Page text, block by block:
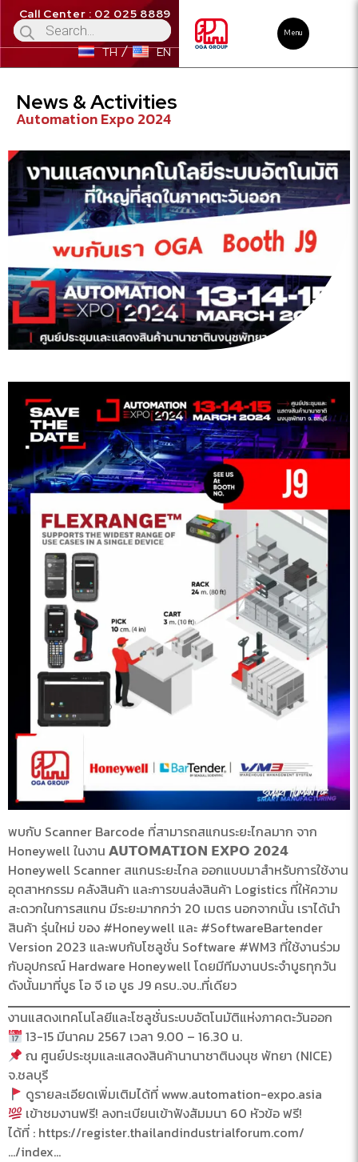
Call Center : 02 025 8889
TH EN
Menu
News & Activities
Automation Expo 2024
พบกับ Scanner Barcode ที่สามารถสแกนระยะไกลมาก จาก
Honeywell ในงาน 𝗔𝗨𝗧𝗢𝗠𝗔𝗧𝗜𝗢𝗡 𝗘𝗫𝗣𝗢 𝟮𝟬𝟮𝟰
Honeywell Scanner สแกนระยะไกล ออกแบบมาสำหรับการใช้งาน
อุตสาหกรรม คลังสินค้า และการขนส่งสินค้า Logistics ที่ให้ความ
สะดวกในการสแกน มีระยะมากกว่า 20 เมตร นอกจากนั้น เราได้นำ
สินค้า รุ่นใหม่ ของ #Honeywell และ #SoftwareBartender
Version 2023 และพบกับโซลูชั่น Software #WM3 ที่ใช้งานร่วม
กับอุปกรณ์ Hardware Honeywell โดยมีทีมงานประจำบูธทุกวัน
ดังนั้นมาที่บูธ โอ จี เอ บูธ J9 ครบ..จบ..ที่เดียว
งานแสดงเทคโนโลยีและโซลูชั่นระบบอัตโนมัติแห่งภาคตะวันออก
13-15 มีนาคม 2567 เวลา 9.00 – 16.30 น.
ณ ศูนย์ประชุมและแสดงสินค้านานาชาตินงนุช พัทยา (NICE)
จ.ชลบุรี
ดูรายละเอียดเพิ่มเติมได้ที่ www.automation-expo.asia
เข้าชมงานฟรี! ลงทะเบียนเข้าฟังสัมมนา 60 หัวข้อ ฟรี!
ได้ที่ : https://register.thailandindustrialforum.com/
…/index…